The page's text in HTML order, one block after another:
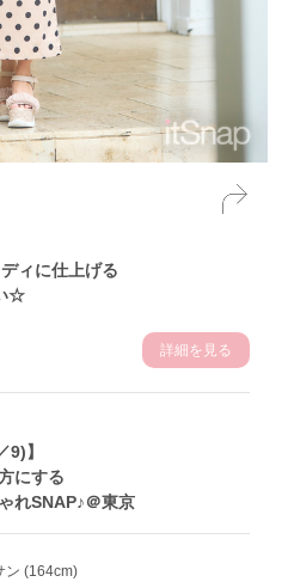
ィに仕上げる
☆
詳細を見る
9)】
にする
れSNAP♪＠東京
ン (164cm)